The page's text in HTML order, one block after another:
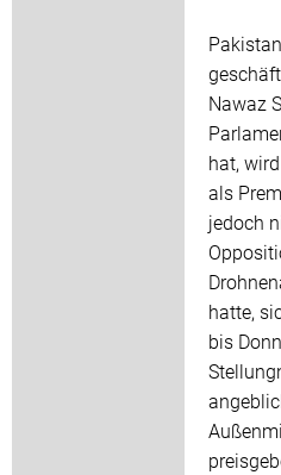
Nawaz
hat,
als
jedoch
hatte,
bis